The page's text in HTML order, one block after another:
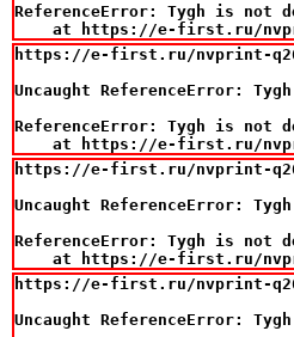
ReferenceError: Tygh is not
at https://e-first.ru/
https://e-first.ru/nvprint-
Uncaught ReferenceError:
ReferenceError: Tygh is not
at https://e-first.ru/
https://e-first.ru/nvprint-
Uncaught ReferenceError:
ReferenceError: Tygh is not
at https://e-first.ru/
https://e-first.ru/nvprint-
Uncaught ReferenceError: